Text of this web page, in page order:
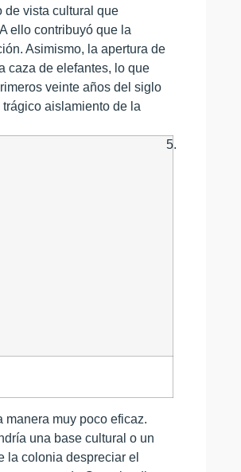
de vista cultural que
ello contribuyó que la
Asimismo, la apertura de
caza de elefantes, lo que
veinte años del siglo
aislamiento de la
5.
muy poco eficaz.
una base cultural o un
la colonia despreciar el